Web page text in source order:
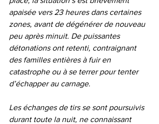
apaisée vers 23 heures dans certaines
zones, avant de dégénérer de nouveau
peu après minuit. De puissantes
détonations ont retenti, contraignant
des familles entières à fuir en
catastrophe ou à se terrer pour tenter
d’échapper au carnage.
Les échanges de tirs se sont poursuivis
durant toute la nuit, ne connaissant